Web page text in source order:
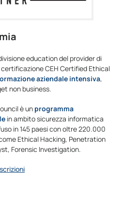
education del provider di
CEH Certified Ethical
aziendale intensiva,
non business.
è un programma
in ambito sicurezza informatica
in 145 paesi con oltre 220.000
Ethical Hacking, Penetration
Forensic Investigation.